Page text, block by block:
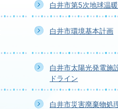
白井市第5次地球温
白井市環境基本計画
白井市太陽光発電施
ドライン
白井市災害廃棄物処